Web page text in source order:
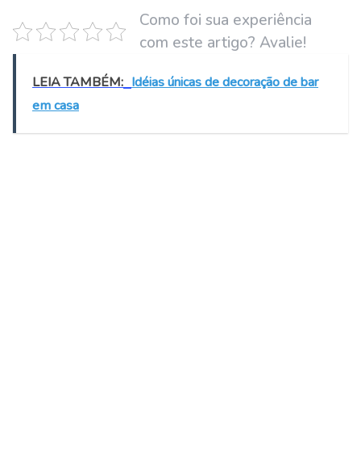
Como foi sua experiência
com este artigo? Avalie!
LEIA TAMBÉM: Idéias únicas de decoração de bar
em casa